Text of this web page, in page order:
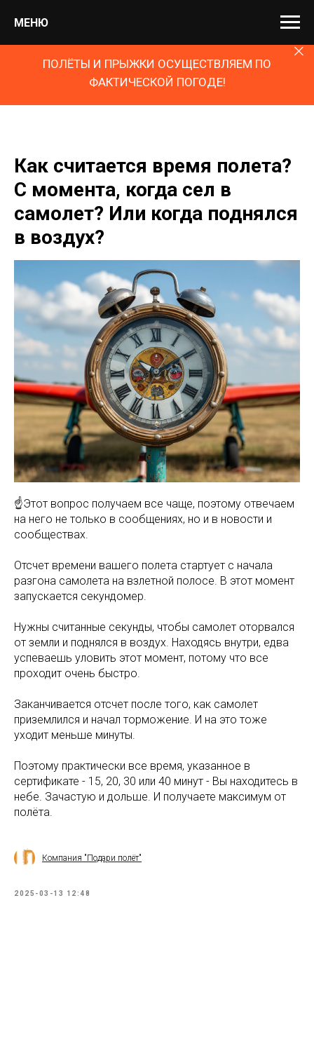
МЕНЮ
ПОЛЁТЫ И ПРЫЖКИ ОСУЩЕСТВЛЯЕМ ПО
ФАКТИЧЕСКОЙ ПОГОДЕ!
Как считается время полета?
С момента, когда сел в
самолет? Или когда поднялся
в воздух?
☝Этот вопрос получаем все чаще, поэтому отвечаем
на него не только в сообщениях, но и в новости и
сообществах.
Отсчет времени вашего полета стартует с начала
разгона самолета на взлетной полосе. В этот момент
запускается секундомер.
Нужны считанные секунды, чтобы самолет оторвался
от земли и поднялся в воздух. Находясь внутри, едва
успеваешь уловить этот момент, потому что все
проходит очень быстро.
Заканчивается отсчет после того, как самолет
приземлился и начал торможение. И на это тоже
уходит меньше минуты.
Поэтому практически все время, указанное в
сертификате - 15, 20, 30 или 40 минут - Вы находитесь в
небе. Зачастую и дольше. И получаете максимум от
полёта.
Компания "Подари полёт"
2025-03-13 12:48